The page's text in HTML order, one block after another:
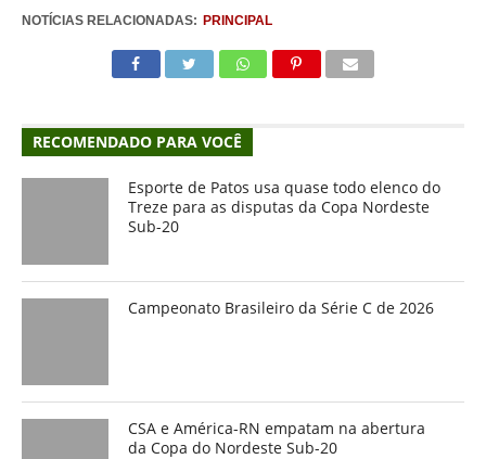
NOTÍCIAS RELACIONADAS: PRINCIPAL
RECOMENDADO PARA VOCÊ
Esporte de Patos usa quase todo elenco do
Treze para as disputas da Copa Nordeste
Sub-20
Campeonato Brasileiro da Série C de 2026
CSA e América-RN empatam na abertura
da Copa do Nordeste Sub-20